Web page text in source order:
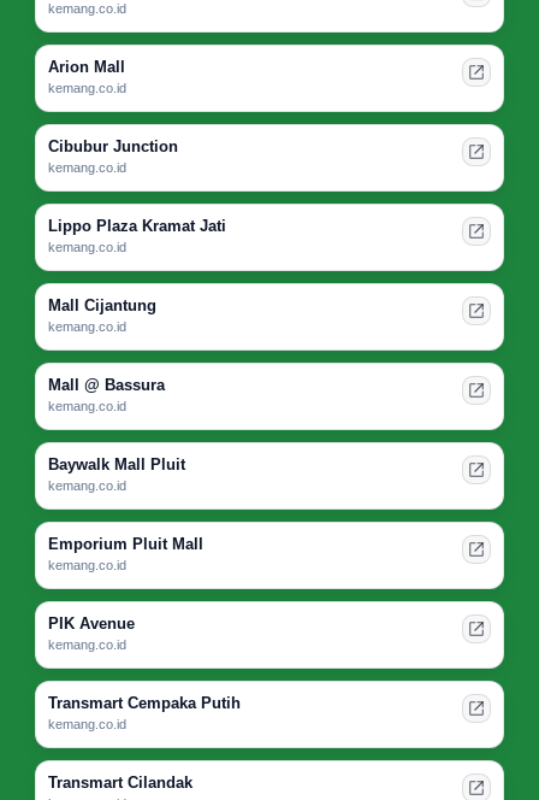
kemang.co.id
Arion Mall
kemang.co.id
Cibubur Junction
kemang.co.id
Lippo Plaza Kramat Jati
kemang.co.id
Mall Cijantung
kemang.co.id
Mall @ Bassura
kemang.co.id
Baywalk Mall Pluit
kemang.co.id
Emporium Pluit Mall
kemang.co.id
PIK Avenue
kemang.co.id
Transmart Cempaka Putih
kemang.co.id
Transmart Cilandak